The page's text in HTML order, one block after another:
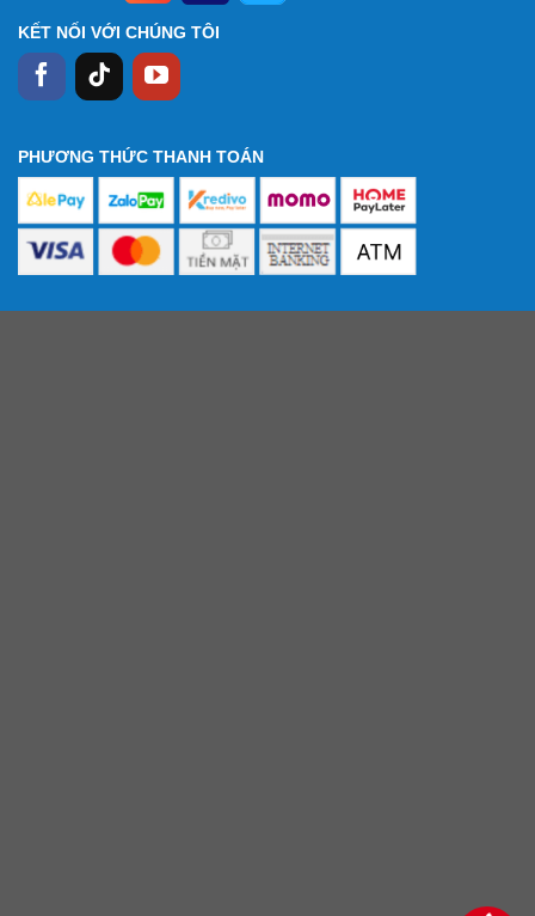
KẾT NỐI VỚI CHÚNG TÔI
PHƯƠNG THỨC THANH TOÁN